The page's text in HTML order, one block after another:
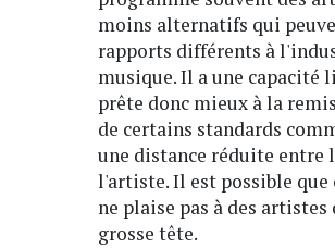
moins alternatifs qui
rapports différents à
musique. Il a une capacité
prête donc mieux à la
de certains standards
une distance réduite entre
l'artiste. Il est possible que
ne plaise pas à des
grosse tête.